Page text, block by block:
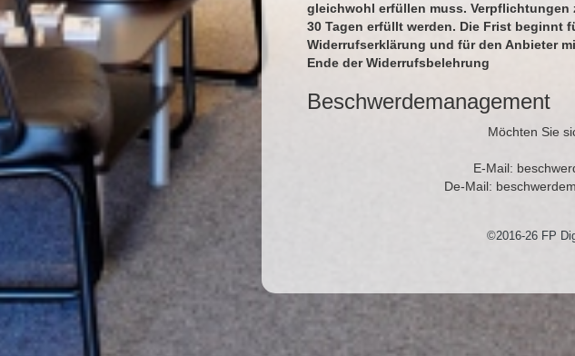
gleichwohl erfüllen muss.
30 Tagen erfüllt werden. Die Frist beginnt
Widerrufserklärung und für den Anbieter
Ende der Widerrufsbelehrung
Beschwerdemanagement
Möchten Sie
E-Mail:
De-Mail:
©2016-26 FP